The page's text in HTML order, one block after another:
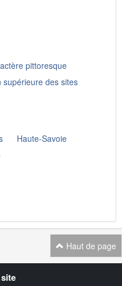
pittoresque
supérieure des sites
Haute-Savoie
Haut de page